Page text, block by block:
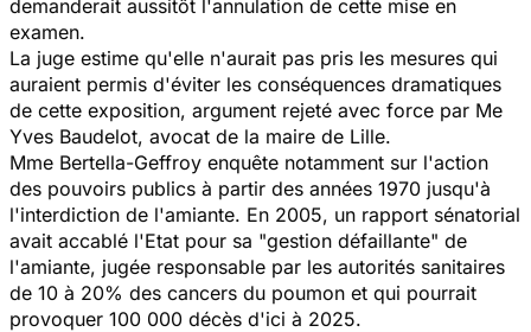
demanderait aussitôt l'annulation de cette mise en
examen.
La juge estime qu'elle n'aurait pas pris les mesures qui
auraient permis d'éviter les conséquences dramatiques
de cette exposition, argument rejeté avec force par Me
Yves Baudelot, avocat de la maire de Lille.
Mme Bertella-Geffroy enquête notamment sur l'action
des pouvoirs publics à partir des années 1970 jusqu'à
l'interdiction de l'amiante. En 2005, un rapport sénatorial
avait accablé l'Etat pour sa "gestion défaillante" de
l'amiante, jugée responsable par les autorités sanitaires
de 10 à 20% des cancers du poumon et qui pourrait
provoquer 100 000 décès d'ici à 2025.